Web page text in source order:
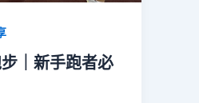
｜新手跑者必